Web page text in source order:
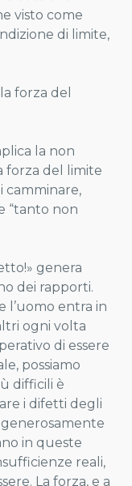
visto come
di limite,
forza del
la non
forza del limite
camminare,
“tanto non
genera
dei rapporti.
l’uomo entra in
ogni volta
di essere
possiamo
difficili è
i difetti degli
generosamente
in queste
reali,
La forza, e a